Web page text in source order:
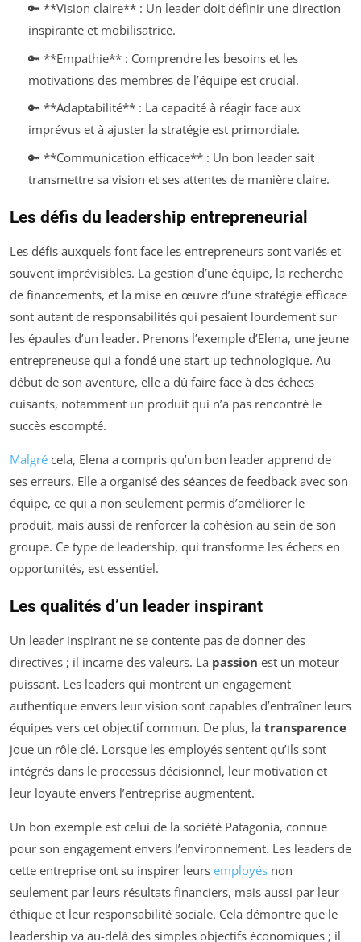
🔑 **Vision claire** : Un leader doit définir une direction
inspirante et mobilisatrice.
🔑 **Empathie** : Comprendre les besoins et les
motivations des membres de l’équipe est crucial.
🔑 **Adaptabilité** : La capacité à réagir face aux
imprévus et à ajuster la stratégie est primordiale.
🔑 **Communication efficace** : Un bon leader sait
transmettre sa vision et ses attentes de manière claire.
Les défis du leadership entrepreneurial
Les défis auxquels font face les entrepreneurs sont variés et
souvent imprévisibles. La gestion d’une équipe, la recherche
de financements, et la mise en œuvre d’une stratégie efficace
sont autant de responsabilités qui pesaient lourdement sur
les épaules d’un leader. Prenons l’exemple d’Elena, une jeune
entrepreneuse qui a fondé une start-up technologique. Au
début de son aventure, elle a dû faire face à des échecs
cuisants, notamment un produit qui n’a pas rencontré le
succès escompté.
Malgré cela, Elena a compris qu’un bon leader apprend de
ses erreurs. Elle a organisé des séances de feedback avec son
équipe, ce qui a non seulement permis d’améliorer le
produit, mais aussi de renforcer la cohésion au sein de son
groupe. Ce type de leadership, qui transforme les échecs en
opportunités, est essentiel.
Les qualités d’un leader inspirant
Un leader inspirant ne se contente pas de donner des
directives ; il incarne des valeurs. La passion est un moteur
puissant. Les leaders qui montrent un engagement
authentique envers leur vision sont capables d’entraîner leurs
équipes vers cet objectif commun. De plus, la transparence
joue un rôle clé. Lorsque les employés sentent qu’ils sont
intégrés dans le processus décisionnel, leur motivation et
leur loyauté envers l’entreprise augmentent.
Un bon exemple est celui de la société Patagonia, connue
pour son engagement envers l’environnement. Les leaders de
cette entreprise ont su inspirer leurs employés non
seulement par leurs résultats financiers, mais aussi par leur
éthique et leur responsabilité sociale. Cela démontre que le
leadership va au-delà des simples objectifs économiques ; il